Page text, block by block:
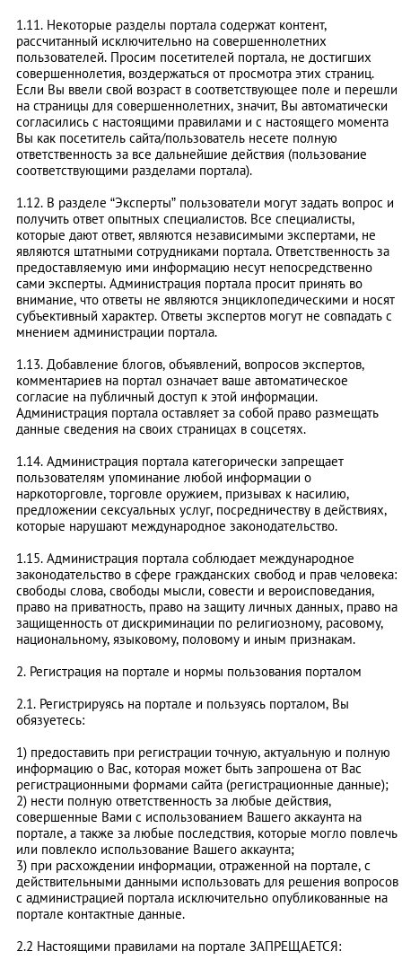
1.11. Некоторые разделы портала содержат контент,
рассчитанный исключительно на совершеннолетних
пользователей. Просим посетителей портала, не достигших
совершеннолетия, воздержаться от просмотра этих страниц.
Если Вы ввели свой возраст в соответствующее поле и перешли
на страницы для совершеннолетних, значит, Вы автоматически
согласились с настоящими правилами и с настоящего момента
Вы как посетитель сайта/пользователь несете полную
ответственность за все дальнейшие действия (пользование
соответствующими разделами портала).
1.12. В разделе “Эксперты” пользователи могут задать вопрос и
получить ответ опытных специалистов. Все специалисты,
которые дают ответ, являются независимыми экспертами, не
являются штатными сотрудниками портала. Ответственность за
предоставляемую ими информацию несут непосредственно
сами эксперты. Администрация портала просит принять во
внимание, что ответы не являются энциклопедическими и носят
субъективный характер. Ответы экспертов могут не совпадать с
мнением администрации портала.
1.13. Добавление блогов, объявлений, вопросов экспертов,
комментариев на портал означает ваше автоматическое
согласие на публичный доступ к этой информации.
Администрация портала оставляет за собой право размещать
данные сведения на своих страницах в соцсетях.
1.14. Администрация портала категорически запрещает
пользователям упоминание любой информации о
наркоторговле, торговле оружием, призывах к насилию,
предложении сексуальных услуг, посредничеству в действиях,
которые нарушают международное законодательство.
1.15. Администрация портала соблюдает международное
законодательство в сфере гражданских свобод и прав человека:
свободы слова, свободы мысли, совести и вероисповедания,
право на приватность, право на защиту личных данных, право на
защищенность от дискриминации по религиозному, расовому,
национальному, языковому, половому и иным признакам.
2. Регистрация на портале и нормы пользования порталом
2.1. Регистрируясь на портале и пользуясь порталом, Вы
обязуетесь:
1) предоставить при регистрации точную, актуальную и полную
информацию о Вас, которая может быть запрошена от Вас
регистрационными формами сайта (регистрационные данные);
2) нести полную ответственность за любые действия,
совершенные Вами с использованием Вашего аккаунта на
портале, а также за любые последствия, которые могло повлечь
или повлекло использование Вашего аккаунта;
3) при расхождении информации, отраженной на портале, с
действительными данными использовать для решения вопросов
с администрацией портала исключительно опубликованные на
портале контактные данные.
2.2 Настоящими правилами на портале ЗАПРЕЩАЕТСЯ: